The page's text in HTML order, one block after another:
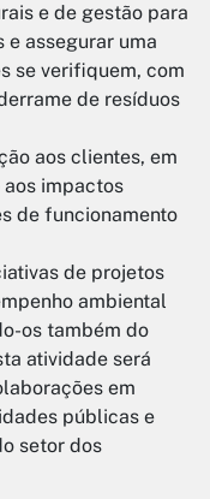
e de gestão para
e assegurar uma
se verifiquem, com
de resíduos
aos clientes, em
impactos
de funcionamento
de projetos
ambiental
os também do
atividade será
em
públicas e
setor dos